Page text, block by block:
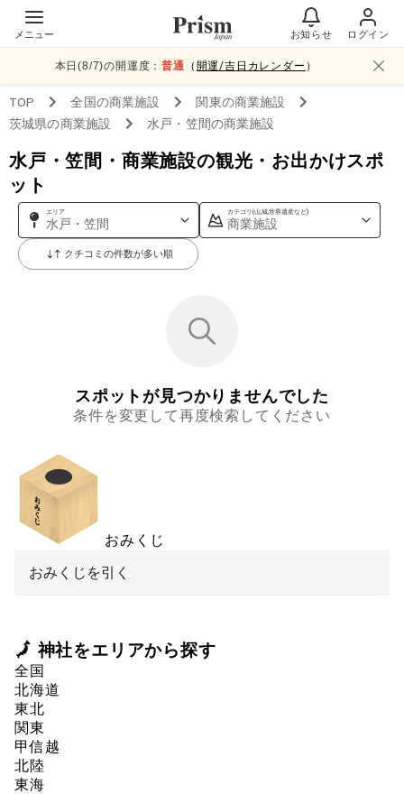
メニュー お知らせ ログイン
本日(8/7)の開運度：普通 （ 開運/吉日カレンダー ）
TOP 全国の商業施設 関東の商業施設
茨城県の商業施設 水戸・笠間の商業施設
水戸・笠間・商業施設の観光・お出かけスポ
ット
エリア
水戸・笠間
カテゴリ(山,城,世界遺産など)
商業施設
クチコミの件数が多い順
スポットが見つかりませんでした
条件を変更して再度検索してください
おみくじ
おみくじを引く
🗾 神社をエリアから探す
全国
北海道
東北
関東
甲信越
北陸
東海